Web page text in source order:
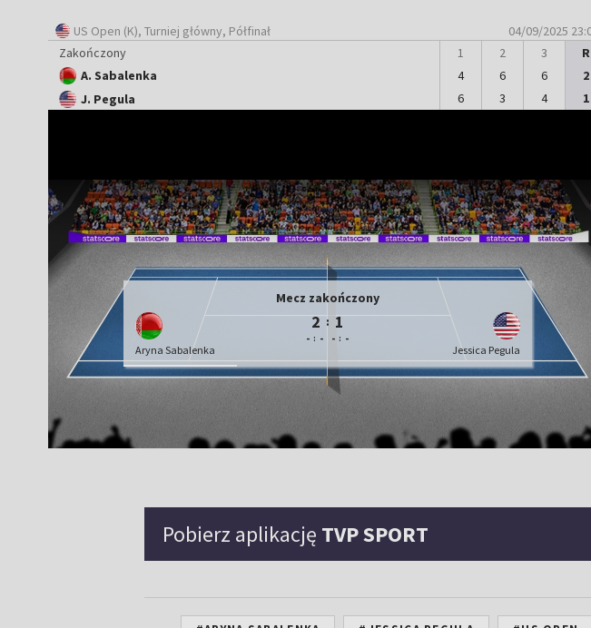
US Open (K), Turniej główny, Półfinał
04/09/2025
Zakończony
A. Sabalenka
J. Pegula
1
4
6
2
6
3
3
6
4
R
2
1
Mecz zakończony
Aryna Sabalenka
2 : 1
- : - - : -
Jessica Pegula
Pobierz aplikację TVP SPORT